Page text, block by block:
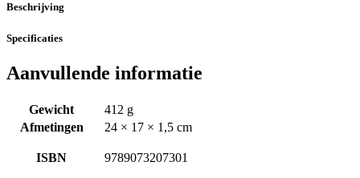
Beschrijving
Specificaties
Aanvullende informatie
Gewicht
412 g
Afmetingen
24 × 17 × 1,5 cm
ISBN 9789073207301